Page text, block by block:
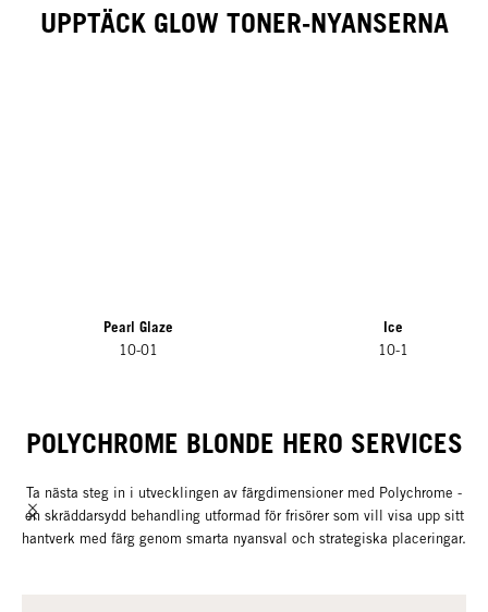
UPPTÄCK GLOW TONER-NYANSERNA
Pearl Glaze
10-01
Ice
10-1
POLYCHROME BLONDE HERO SERVICES
Ta nästa steg in i utvecklingen av färgdimensioner med Polychrome -
en skräddarsydd behandling utformad för frisörer som vill visa upp sitt
hantverk med färg genom smarta nyansval och strategiska placeringar.